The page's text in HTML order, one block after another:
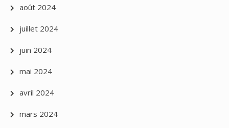
août 2024
juillet 2024
juin 2024
mai 2024
avril 2024
mars 2024